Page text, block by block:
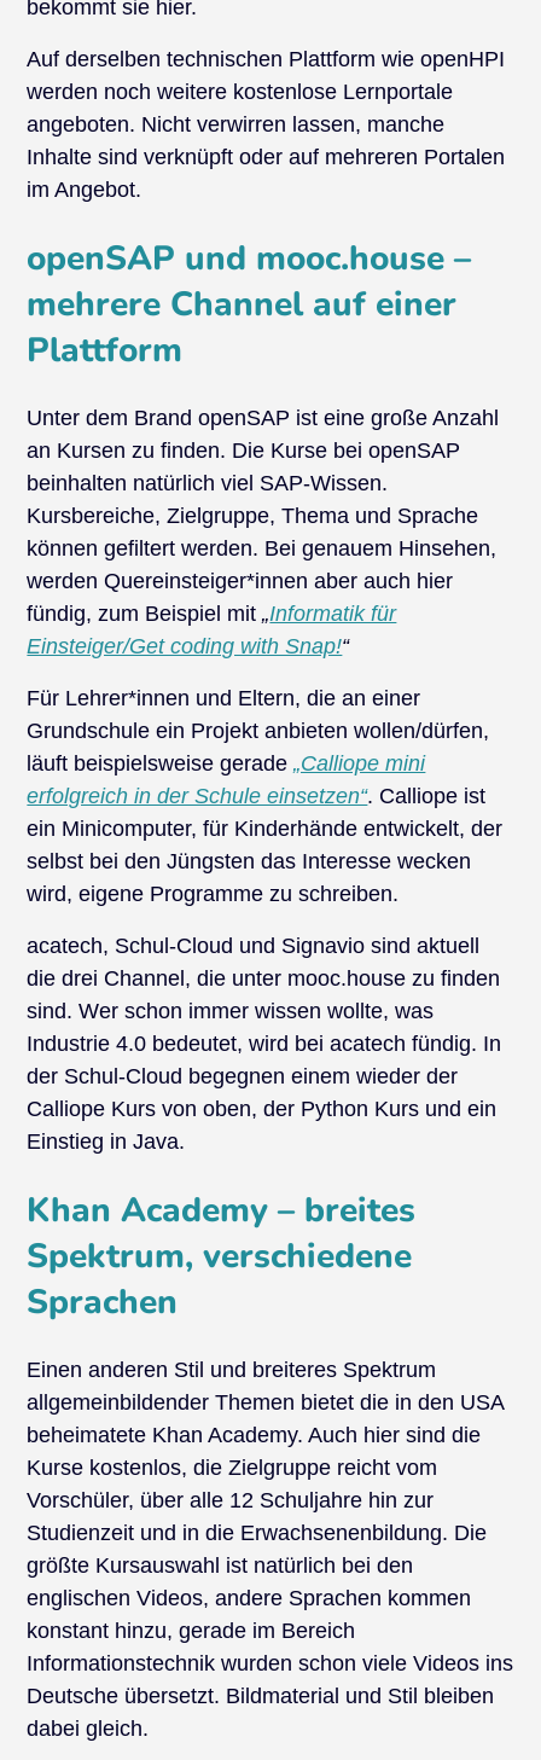
bekommt sie hier.
Auf derselben technischen Plattform wie openHPI
werden noch weitere kostenlose Lernportale
angeboten. Nicht verwirren lassen, manche
Inhalte sind verknüpft oder auf mehreren Portalen
im Angebot.
openSAP und mooc.house –
mehrere Channel auf einer
Plattform
Unter dem Brand openSAP ist eine große Anzahl
an Kursen zu finden. Die Kurse bei openSAP
beinhalten natürlich viel SAP-Wissen.
Kursbereiche, Zielgruppe, Thema und Sprache
können gefiltert werden. Bei genauem Hinsehen,
werden Quereinsteiger*innen aber auch hier
fündig, zum Beispiel mit„Informatik für
Einsteiger/Get coding with Snap!“
Für Lehrer*innen und Eltern, die an einer
Grundschule ein Projekt anbieten wollen/dürfen,
läuft beispielsweise gerade„Calliope mini
erfolgreich in der Schule einsetzen“. Calliope ist
ein Minicomputer, für Kinderhände entwickelt, der
selbst bei den Jüngsten das Interesse wecken
wird, eigene Programme zu schreiben.
acatech, Schul-Cloud und Signavio sind aktuell
die drei Channel, die unter mooc.house zu finden
sind. Wer schon immer wissen wollte, was
Industrie 4.0 bedeutet, wird bei acatech fündig. In
der Schul-Cloud begegnen einem wieder der
Calliope Kurs von oben, der Python Kurs und ein
Einstieg in Java.
Khan Academy – breites
Spektrum, verschiedene
Sprachen
Einen anderen Stil und breiteres Spektrum
allgemeinbildender Themen bietet die in den USA
beheimatete Khan Academy. Auch hier sind die
Kurse kostenlos, die Zielgruppe reicht vom
Vorschüler, über alle 12 Schuljahre hin zur
Studienzeit und in die Erwachsenenbildung. Die
größte Kursauswahl ist natürlich bei den
englischen Videos, andere Sprachen kommen
konstant hinzu, gerade im Bereich
Informationstechnik wurden schon viele Videos ins
Deutsche übersetzt. Bildmaterial und Stil bleiben
dabei gleich.